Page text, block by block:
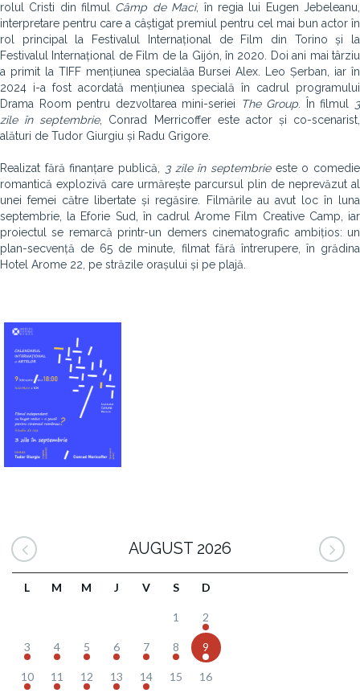
rolul Cristi din filmul Câmp de Maci, în regia lui Eugen Jebeleanu,
interpretare pentru care a câștigat premiul pentru cel mai bun actor în
rol principal la Festivalul Internațional de Film din Torino și la
Festivalul Internațional de Film de la Gijón, în 2020. Doi ani mai târziu
a primit la TIFF mențiunea specialăa Bursei Alex. Leo Șerban, iar în
2024 i-a fost acordată mențiunea specială în cadrul programului
Drama Room pentru dezvoltarea mini-seriei
The Group . În filmul
3
zile în septembrie, Conrad Merricoffer este actor și co-scenarist,
alături de Tudor Giurgiu și Radu Grigore.
Realizat fără finanțare publică, 3 zile în septembrieeste o comedie
romantică explozivă care urmărește parcursul plin de neprevăzut al
unei femei către libertate și regăsire. Filmările au avut loc în luna
septembrie, la Eforie Sud, în cadrul Arome Film Creative Camp, iar
proiectul se remarcă printr-un demers cinematografic ambițios: un
plan-secvență de 65 de minute, filmat fără întrerupere, în grădina
Hotel Arome 22, pe străzile orașului și pe plajă.
AUGUST 2026
L M M J V S D
1 2
3 4 5 6 7 8 9
10 11 12 13 14 15 16